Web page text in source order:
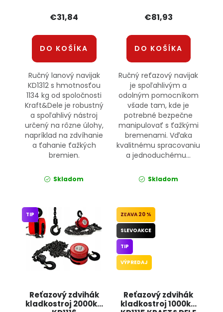
€31,84
DO KOŠÍKA
Ručný lanový navijak
KD1312 s hmotnosťou
1134 kg od spoločnosti
Kraft&Dele je robustný
a spoľahlivý nástroj
určený na rôzne úlohy,
napríklad na zdvíhanie
a ťahanie ťažkých
bremien.
Skladom
€81,93
DO KOŠÍKA
Ručný reťazový navijak
je spoľahlivým a
odolným pomocníkom
všade tam, kde je
potrebné bezpečne
manipulovať s ťažkými
bremenami. Vďaka
kvalitnému spracovaniu
a jednoduchému...
Skladom
Reťazový zdvihák
kladkostroj 2000kg
TIP
Reťazový zdvihák
kladkostroj 1000kg
20 %
SLEVOAKCE
TIP
VÝPREDAJ